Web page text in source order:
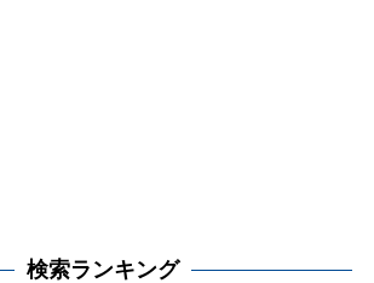
検索ランキング